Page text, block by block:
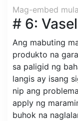
Mag-embed
# 6:
Ang mabuting
produkto na
sa paligid ng
langis ay isang
nip ang
apply ng
buhok na